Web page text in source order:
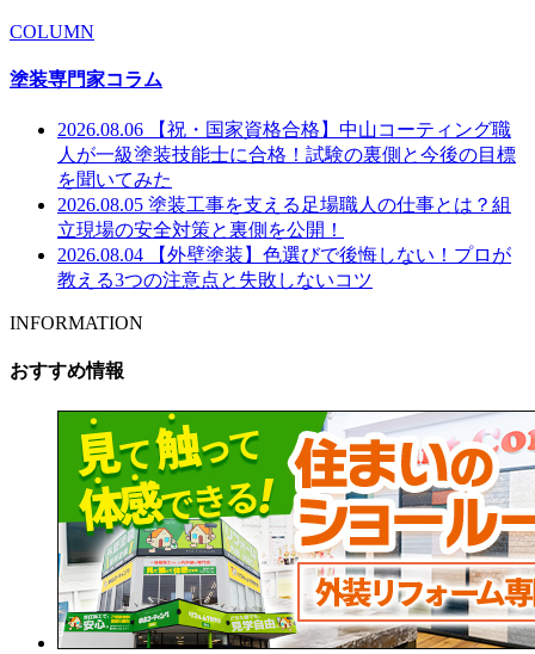
COLUMN
塗装専門家コラム
2026.08.06
【祝・国家資格合格】中山コーティング職
人が一級塗装技能士に合格！試験の裏側と今後の目標
を聞いてみた
2026.08.05 塗装工事を支える足場職人の仕事とは？組
立現場の安全対策と裏側を公開！
2026.08.04
【外壁塗装】色選びで後悔しない！プロが
教える3つの注意点と失敗しないコツ
INFORMATION
おすすめ情報